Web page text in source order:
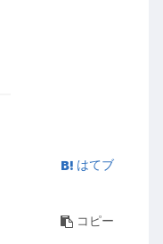
はてブ
コピー